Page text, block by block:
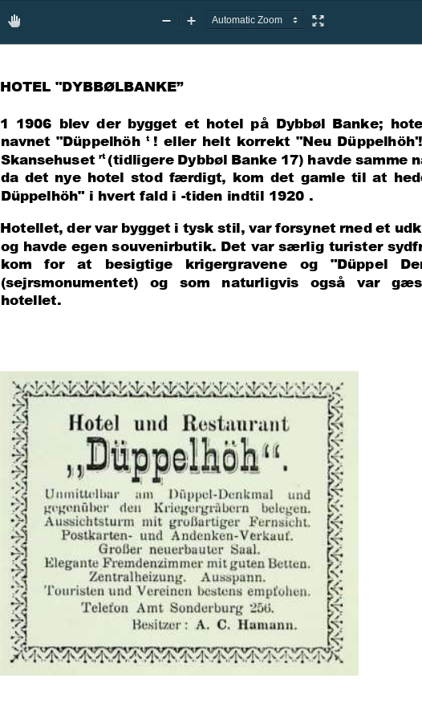
Hand
ZoomZoom
Presentation
HOTEL "DYBBØL BANKE”
1  1906  blev  der  bygget  et  hotel  på  Dybbøl  Banke;
navnet  "Düppelhöh
t !  eller  helt  korrekt  "Neu
Skansehuset rt (tidligere Dybbøl Banke 17) havde samme
da  det  nye  hotel  stod  færdigt,  kom  det  gamle  til  at
Düppelhöh" i hvert fald i
-tiden indtil 1920 .
Hotellet, der var bygget i tysk stil, var forsynet rned et
og havde egen souvenirbutik. Det var særlig turister
kom   for   at   besigtige   krigergravene   og   "Düppel
(sejrsmonumentet)   og   som   naturligvis   også   var
hotellet.